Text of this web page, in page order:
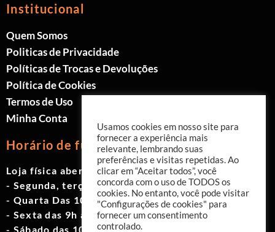
Institucional
Quem Somos
Politicas de Privacidade
Políticas de Trocas e Devoluções
Política de Cookies
Termos de Uso
Minha Conta
Horário de funcionamento
Loja física aberta de Segunda à Sábado.
- Segunda, terça e quinta das 9h às 19h
- Quarta Das 10h às 18h
- Sexta das 9h às 18h
- Sábado das 10h às 17h
Usamos cookies em nosso site para
fornecer a experiência mais
relevante, lembrando suas
preferências e visitas repetidas. Ao
clicar em “Aceitar todos”, você
concorda com o uso de TODOS os
cookies. No entanto, você pode visitar
"Configurações de cookies" para
fornecer um consentimento
controlado.